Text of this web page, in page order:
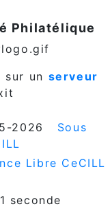
Philatélique
sur un serveur
2026
Sous
Libre CeCILL
seconde